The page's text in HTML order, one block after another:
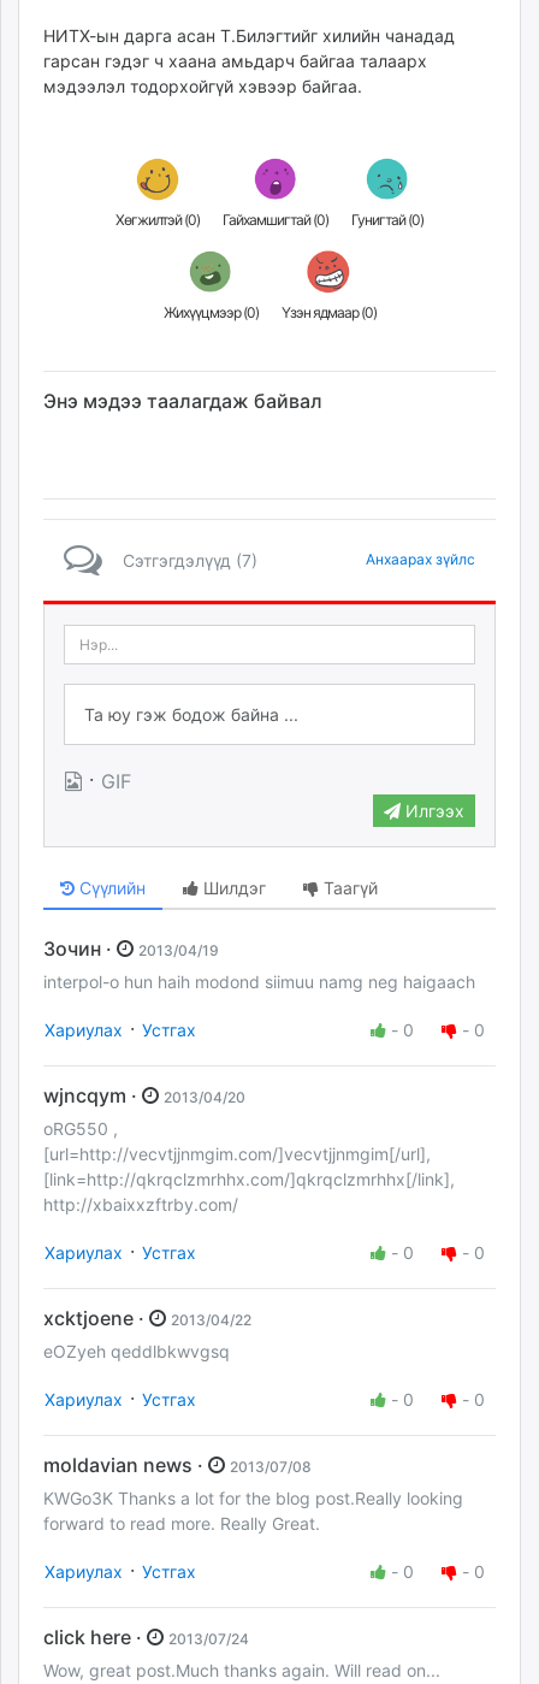
tumen.mn
shuum.mn
times.mn
НИТХ-ын дарга асан Т.Билэгтийг хилийн чанадад
гарсан гэдэг ч хаана амьдарч байгаа талаарх
мэдээлэл тодорхойгүй хэвээр байгаа.
Хөгжилтэй (0) Гайхамшигтай (0) Гунигтай (0)
Жихүүцмээр (0) Үзэн ядмаар (0)
Энэ мэдээ таалагдаж байвал
Сэтгэгдэлүүд (7) Анхаарах зүйлс
· GIF
Илгээх
Сүүлийн Шилдэг Таагүй
Зочин · 2013/04/19
interpol-o hun haih modond siimuu namg neg haigaach
Хариулах · Устгах - 0 - 0
wjncqym · 2013/04/20
oRG550 ,
[url=http://vecvtjjnmgim.com/]vecvtjjnmgim[/url],
[link=http://qkrqclzmrhhx.com/]qkrqclzmrhhx[/link],
http://xbaixxzftrby.com/
Хариулах · Устгах - 0 - 0
xcktjoene · 2013/04/22
eOZyeh qeddlbkwvgsq
Хариулах · Устгах - 0 - 0
moldavian news · 2013/07/08
KWGo3K Thanks a lot for the blog post.Really looking
forward to read more. Really Great.
Хариулах · Устгах - 0 - 0
click here · 2013/07/24
Wow, great post.Much thanks again. Will read on...